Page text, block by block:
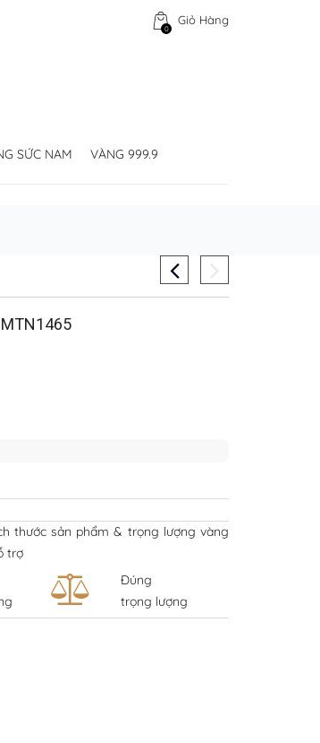
Giỏ Hàng
0
SỨC NAM VÀNG 999.9
MTN1465
thước sản phẩm & trọng lượng vàng
trợ
Đúng
trọng lượng